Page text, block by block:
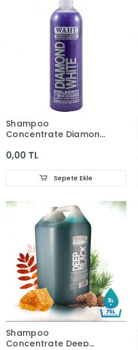
Shampoo
Concentrate Diamond
0,00 TL
Sepete Ekle
Shampoo
Concentrate Deep